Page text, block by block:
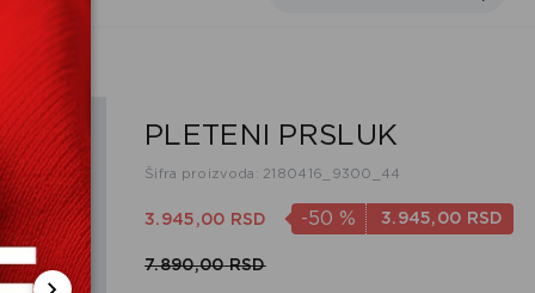
PLETENI PRSLUK
Šifra proizvoda: 2180416_9300_44
3.945,00 RSD -50 % 3.945,00 RSD
7.890,00 RSD